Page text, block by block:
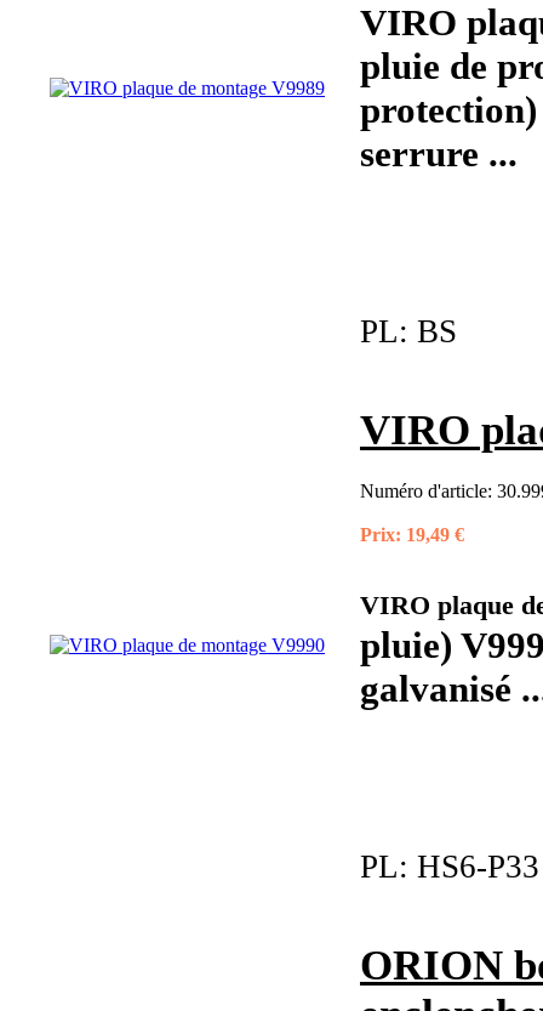
VIRO
pluie de
serrure ...
PL: BS
VIRO
Numéro d'article:
Prix: 19,49 €
VIRO plaque
pluie)
galvanisé
PL: HS6-P33
ORION